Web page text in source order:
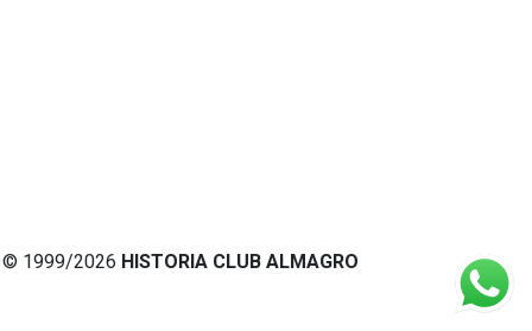
© 1999/2026 HISTORIA CLUB ALMAGRO